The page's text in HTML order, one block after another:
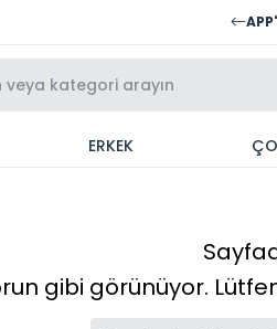
ERKEK
gibi görünüyor.